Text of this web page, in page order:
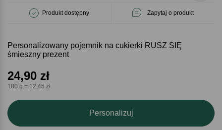
Produkt dostępny Zapytaj o produkt
Personalizowany pojemnik na cukierki RUSZ SIĘ
śmieszny prezent
24,90 zł
100 g = 12,45 zł
Personalizuj